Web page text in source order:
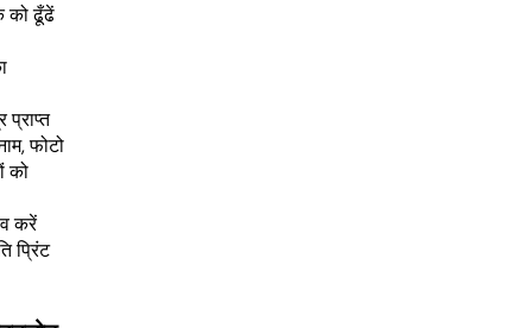
को ढूँढें
फोटो
को
करें
प्रिंट